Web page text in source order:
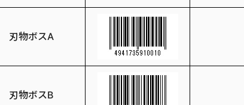
刃物ボスA
刃物ボスB